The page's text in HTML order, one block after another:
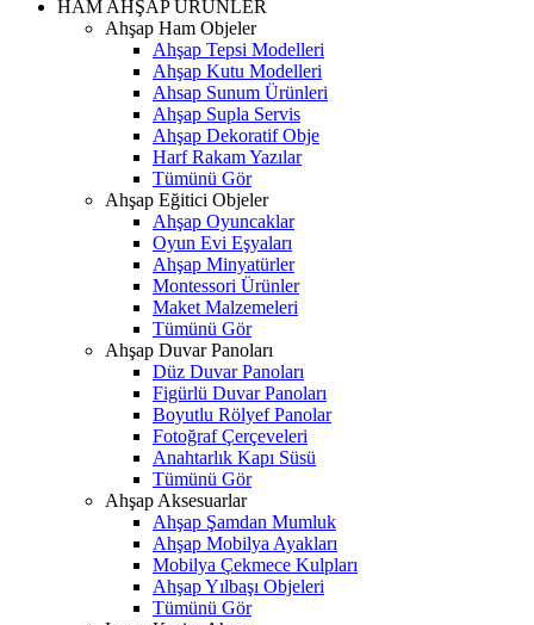
HAM AHŞAP ÜRÜNLER
Ahşap Ham Objeler
Ahşap Tepsi Modelleri
Ahşap Kutu Modelleri
Ahsap Sunum Ürünleri
Ahşap Supla Servis
Ahşap Dekoratif Obje
Harf Rakam Yazılar
Tümünü Gör
Ahşap Eğitici Objeler
Ahşap Oyuncaklar
Oyun Evi Eşyaları
Ahşap Minyatürler
Montessori Ürünler
Maket Malzemeleri
Tümünü Gör
Ahşap Duvar Panoları
Düz Duvar Panoları
Figürlü Duvar Panoları
Boyutlu Rölyef Panolar
Fotoğraf Çerçeveleri
Anahtarlık Kapı Süsü
Tümünü Gör
Ahşap Aksesuarlar
Ahşap Şamdan Mumluk
Ahşap Mobilya Ayakları
Mobilya Çekmece Kulpları
Ahşap Yılbaşı Objeleri
Tümünü Gör